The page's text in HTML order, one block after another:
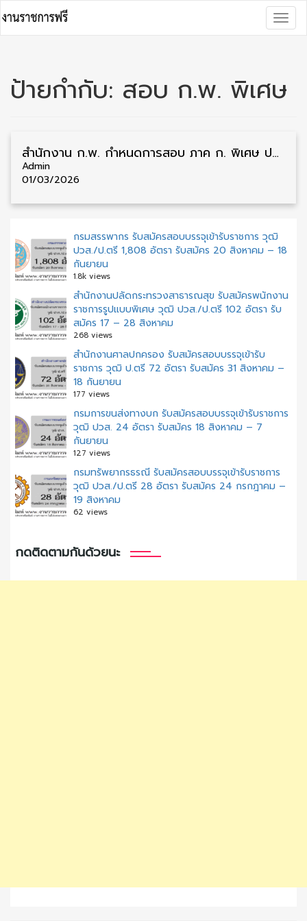
to
content
ป้ายกำกับ: สอบ ก.พ. พิเศษ
สำนักงาน ก.พ. กำหนดการสอบ ภาค ก. พิเศษ ประจำปี 2569 รับสมัคร 19 – 25 พฤษภาคม
Admin
01/03/2026
กรมสรรพากร รับสมัครสอบบรรจุเข้ารับราชการ วุฒิ
ปวส./ป.ตรี 1,808 อัตรา รับสมัคร 20 สิงหาคม – 18
กันยายน
1.8k views
สำนักงานปลัดกระทรวงสาธารณสุข รับสมัครพนักงาน
ราชการรูปแบบพิเศษ วุฒิ ปวส./ป.ตรี 102 อัตรา รับ
สมัคร 17 – 28 สิงหาคม
268 views
สํานักงานศาลปกครอง รับสมัครสอบบรรจุเข้ารับ
ราชการ วุฒิ ป.ตรี 72 อัตรา รับสมัคร 31 สิงหาคม –
18 กันยายน
177 views
กรมการขนส่งทางบก รับสมัครสอบบรรจุเข้ารับราชการ
วุฒิ ปวส. 24 อัตรา รับสมัคร 18 สิงหาคม – 7
กันยายน
127 views
กรมทรัพยากรธรณี รับสมัครสอบบรรจุเข้ารับราชการ
วุฒิ ปวส./ป.ตรี 28 อัตรา รับสมัคร 24 กรกฎาคม –
19 สิงหาคม
62 views
กดติดตามกันด้วยนะ